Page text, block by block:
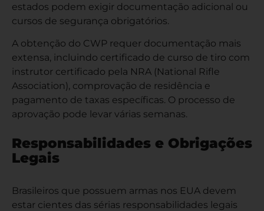
estados podem exigir documentação adicional ou
cursos de segurança obrigatórios.
A obtenção do CWP requer documentação mais
extensa, incluindo certificado de curso de tiro com
instrutor certificado pela NRA (National Rifle
Association), comprovação de residência e
pagamento de taxas específicas. O processo de
aprovação pode levar várias semanas.
Responsabilidades e Obrigações
Legais
Brasileiros que possuem armas nos EUA devem
estar cientes das sérias responsabilidades legais